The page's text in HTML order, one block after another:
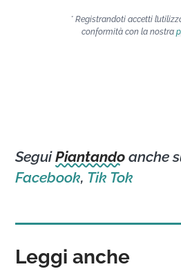
* Registrandoti accetti
conformità con la nostra
SeguiPiantando anche
Facebook, Tik Tok
Leggi anche